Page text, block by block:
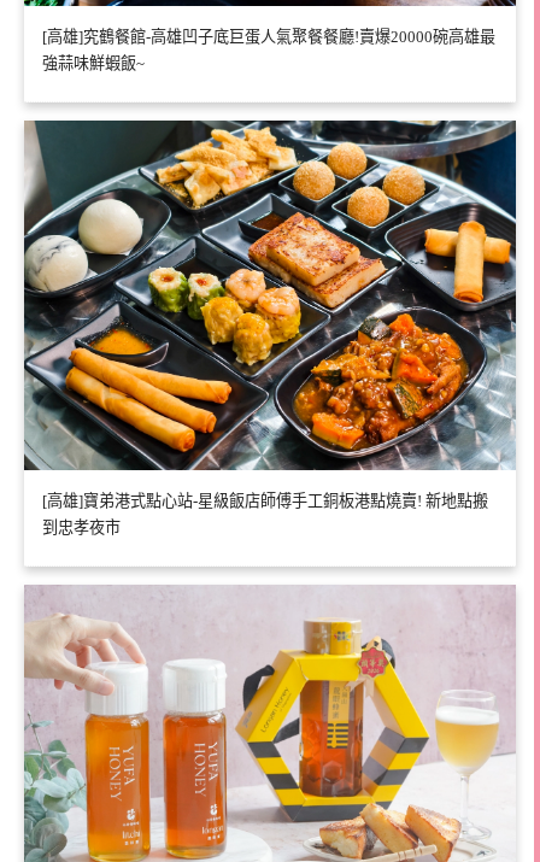
[高雄]究鶴餐館-高雄凹子底巨蛋人氣聚餐餐廳!賣爆20000碗高雄最
強蒜味鮮蝦飯~
[高雄]寶弟港式點心站-星級飯店師傅手工銅板港點燒賣! 新地點搬
到忠孝夜市